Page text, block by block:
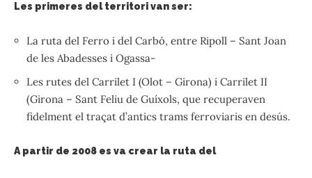
Les primeres del territori van ser:
La ruta del Ferro i del Carbó, entre Ripoll – Sant Joan
de les Abadesses i Ogassa-
Les rutes del Carrilet I (Olot – Girona) i Carrilet II
(Girona – Sant Feliu de Guíxols, que recuperaven
fidelment el traçat d’antics trams ferroviaris en desús.
A partir de 2008 es va crear la ruta del